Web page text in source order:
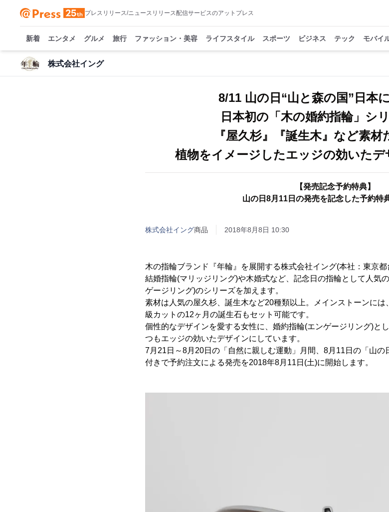
プレスリリース/ニュースリリース配信サービスのアットプレス
新着 エンタメ グルメ 旅行 ファッション・美容 ライフスタイル スポーツ ビジネス テック モバイ
株式会社イング
8/11 山の日“山と森の国”日本
日本初の「木の婚約指輪」シ
『屋久杉』『誕生木』など素材
植物をイメージしたエッジの効いた
【発売記念予約特典】
山の日8月11日の発売を記念した予約特
株式会社イング商品 2018年8月8日 10:30
木の指輪ブランド『年輪』を展開する株式会社イング(本社：東京都
結婚指輪(マリッジリング)や木婚式など、記念日の指輪として人気
ゲージリング)のシリーズを加えます。
素材は人気の屋久杉、誕生木など20種類以上。メインストーンに
級カットの12ヶ月の誕生石もセット可能です。
個性的なデザインを愛する女性に、婚約指輪(エンゲージリング)と
つもエッジの効いたデザインにしています。
7月21日～8月20日の「自然に親しむ運動」月間、8月11日の「山
付きで予約注文による発売を2018年8月11日(土)に開始します。